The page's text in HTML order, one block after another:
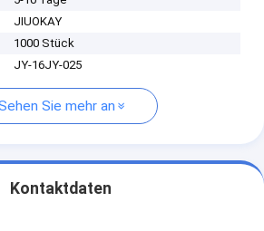
JIUOKAY
1000 Stück
JY-16JY-025
Sie mehr an
Kontaktdaten